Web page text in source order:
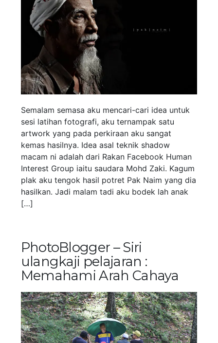
Semalam semasa aku mencari-cari idea untuk
sesi latihan fotografi, aku ternampak satu
artwork yang pada perkiraan aku sangat
kemas hasilnya. Idea asal teknik shadow
macam ni adalah dari Rakan Facebook Human
Interest Group iaitu saudara Mohd Zaki. Kagum
plak aku tengok hasil potret Pak Naim yang dia
hasilkan. Jadi malam tadi aku bodek lah anak
[…]
PhotoBlogger – Siri
ulangkaji pelajaran :
Memahami Arah Cahaya